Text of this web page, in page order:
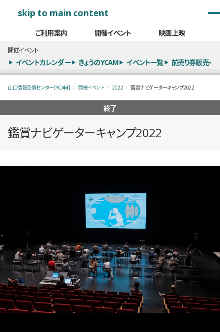
skip to main content
ご利用案内 開催イベント 映画上映
開催イベント
イベントカレンダー きょうのYCAM イベント一覧 前売り券販売・
山口情報芸術センター［YCAM］ 開催イベント 2022 鑑賞ナビゲーターキャンプ2022
終了
鑑賞ナビゲーターキャンプ2022